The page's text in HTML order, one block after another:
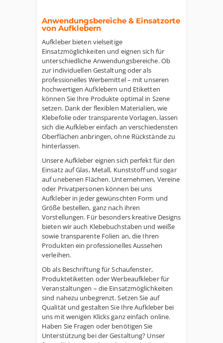
Anwendungsbereiche & Einsatzorte
von Aufklebern
Aufkleber bieten vielseitige
Einsatzmöglichkeiten und eignen sich für
unterschiedliche Anwendungsbereiche. Ob
zur individuellen Gestaltung oder als
professionelles Werbemittel – mit unseren
hochwertigen Aufklebern und Etiketten
können Sie Ihre Produkte optimal in Szene
setzen. Dank der flexiblen Materialien, wie
Klebefolie oder transparente Vorlagen, lassen
sich die Aufkleber einfach an verschiedensten
Oberflächen anbringen, ohne Rückstände zu
hinterlassen.
Unsere Aufkleber eignen sich perfekt für den
Einsatz auf Glas, Metall, Kunststoff und sogar
auf unebenen Flächen. Unternehmen, Vereine
oder Privatpersonen können bei uns
Aufkleber in jeder gewünschten Form und
Größe bestellen, ganz nach ihren
Vorstellungen. Für besonders kreative Designs
bieten wir auch Klebebuchstaben und weiße
sowie transparente Folien an, die Ihren
Produkten ein professionelles Aussehen
verleihen.
Ob als Beschriftung für Schaufenster,
Produktetiketten oder Werbeaufkleber für
Veranstaltungen – die Einsatzmöglichkeiten
sind nahezu unbegrenzt. Setzen Sie auf
Qualität und gestalten Sie Ihre Aufkleber bei
uns mit wenigen Klicks ganz einfach online.
Haben Sie Fragen oder benötigen Sie
Unterstützung bei der Gestaltung? Unser